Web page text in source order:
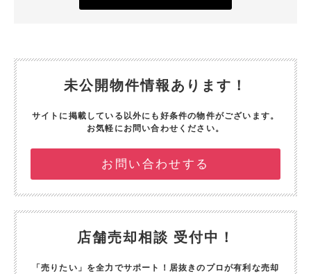
未公開物件情報あります！
サイトに掲載している以外にも好条件の物件がございます。
お気軽にお問い合わせください。
お問い合わせする
店舗売却相談 受付中！
「売りたい」を全力でサポート！ 居抜きのプロが有利な売却